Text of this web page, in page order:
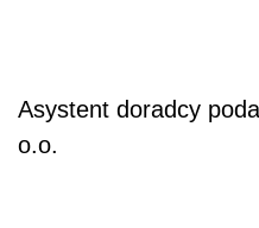
Asystent doradcy
o.o.